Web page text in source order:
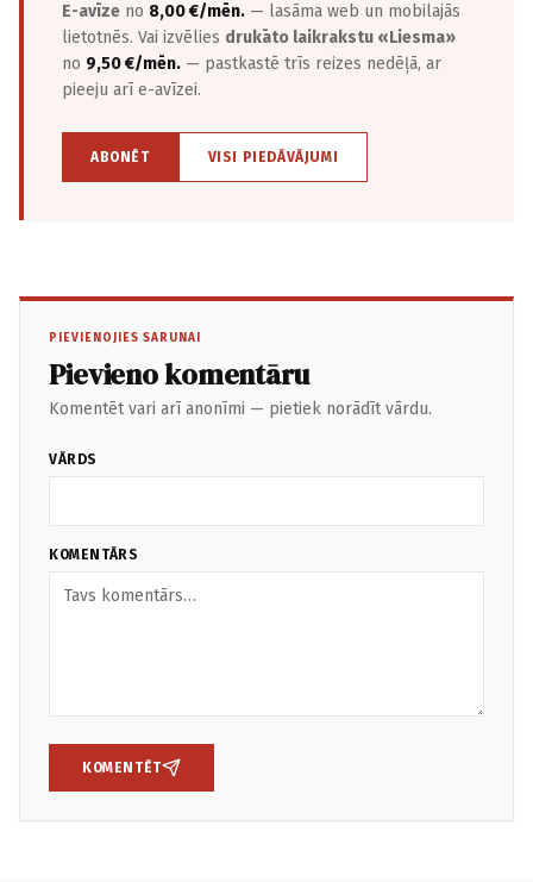
E-avīze no 8,00 €/mēn. — lasāma web un mobilajās
lietotnēs. Vai izvēlies drukāto laikrakstu «Liesma»
no 9,50 €/mēn. — pastkastē trīs reizes nedēļā, ar
pieeju arī e-avīzei.
ABONĒT VISI PIEDĀVĀJUMI
PIEVIENOJIES SARUNAI
Pievieno komentāru
Komentēt vari arī anonīmi — pietiek norādīt vārdu.
VĀRDS
KOMENTĀRS
KOMENTĒT